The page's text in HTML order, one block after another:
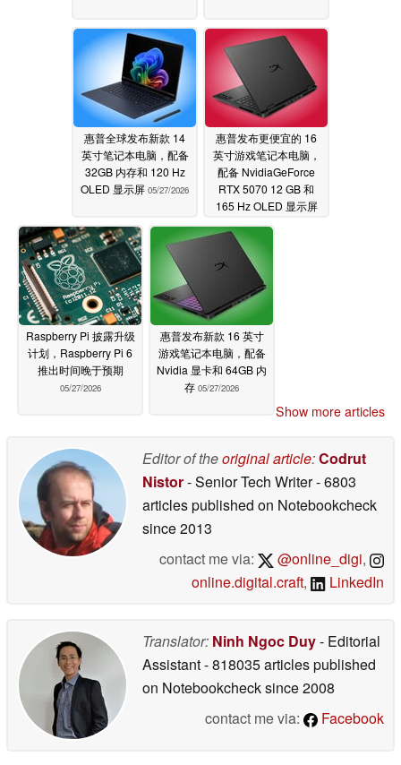
惠普全球发布新款 14
英寸笔记本电脑，配备
32GB 内存和 120 Hz
OLED 显示屏 05/27/2026
惠普发布更便宜的 16
英寸游戏笔记本电脑，
配备 NvidiaGeForce
RTX 5070 12 GB 和
165 Hz OLED 显示屏
05/27/2026
Raspberry Pi 披露升级
计划，Raspberry Pi 6
推出时间晚于预期
05/27/2026
惠普发布新款 16 英寸
游戏笔记本电脑，配备
Nvidia 显卡和 64GB 内
存 05/27/2026
Show more articles
Editor of theoriginal article:Codrut
Nistor- Senior Tech Writer- 6803
articles published on Notebookcheck
since 2013
contact me via:
@online_digi,
online.digital.craft, LinkedIn
Translator: Ninh Ngoc Duy- Editorial
Assistant- 818035 articles published
on Notebookchecksince 2008
contact me via:
Facebook